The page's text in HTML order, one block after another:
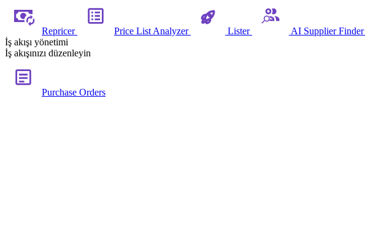
Repricer Price List Analyzer Lister AI Supplier Finder
İş akışı yönetimi
İş akışınızı düzenleyin
Purchase Orders